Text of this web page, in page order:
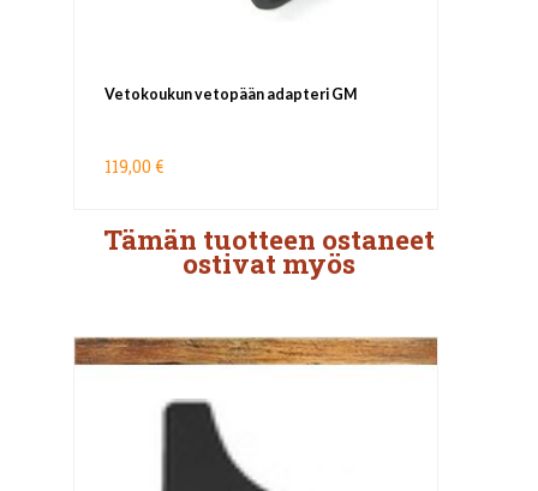
Vetokoukun vetopään adapteri GM
119,00 €
Tämän tuotteen ostaneet
ostivat myös